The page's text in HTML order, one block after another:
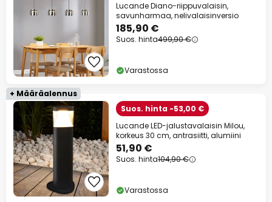
Lucande Diano-riippuvalaisin,
savunharmaa, nelivalaisinversio
185,90 €
Suos. hinta499,90 €
Varastossa
+ Määräalennus
Suos. hinta -53,00 €
Lucande LED-jalustavalaisin Milou,
korkeus 30 cm, antrasiitti, alumiini
51,90 €
Suos. hinta104,90 €
Varastossa